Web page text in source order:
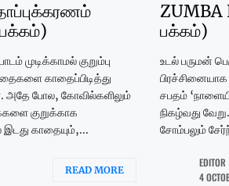
முடிக்காமல் குறும்பு
காதைப்பிடித்து
போல, கோவில்களிலும்
குறுக்காக
காதையும்,...
READ MORE
ZUMBA
பக்கம்)
உடல் பருமன்
சபதம்
நிகழ்வது
சோம்பலும்
EDITOR
4